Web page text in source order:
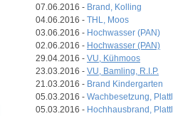
07.06.2016 - Brand, Kolling
04.06.2016 - THL, Moos
03.06.2016 - Hochwasser (PAN)
02.06.2016 - Hochwasser (PAN)
29.04.2016 - VU, Kühmoos
23.03.2016 - VU, Bamling, R.I.P.
21.03.2016 - Brand Kindergarten
05.03.2016 - Wachbesetzung, Plattl.
05.03.2016 - Hochhausbrand, Plattl.